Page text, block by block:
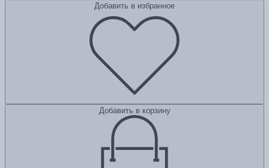
Добавить в избранное
Добавить в корзину